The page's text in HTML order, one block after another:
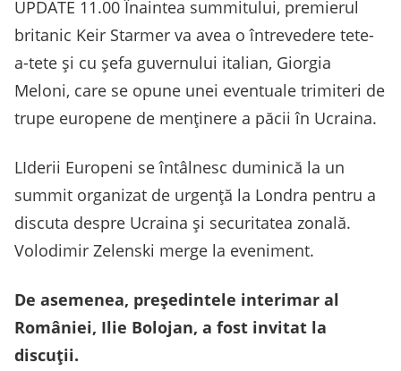
UPDATE 11.00 Înaintea summitului, premierul
britanic Keir Starmer va avea o întrevedere tete-
a-tete și cu șefa guvernului italian, Giorgia
Meloni, care se opune unei eventuale trimiteri de
trupe europene de menținere a păcii în Ucraina.
LIderii Europeni se întâlnesc duminică la un
summit organizat de urgență la Londra pentru a
discuta despre Ucraina și securitatea zonală.
Volodimir Zelenski merge la eveniment.
De asemenea, președintele interimar al
României, Ilie Bolojan, a fost invitat la
discuții.